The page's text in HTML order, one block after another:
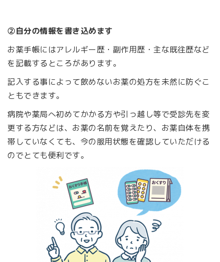
②自分の情報を書き込めます
お薬手帳にはアレルギー歴・副作用歴・主な既往歴など
を記載するところがあります。
記入する事によって飲めないお薬の処方を未然に防ぐこ
ともできます。
病院や薬局へ初めてかかる方や引っ越し等で受診先を変
更する方などは、お薬の名前を覚えたり、お薬自体を携
帯していなくても、今の服用状態を確認していただける
のでとても便利です。